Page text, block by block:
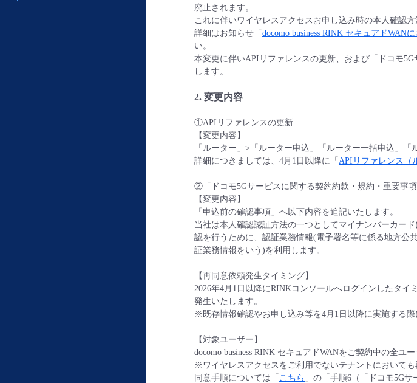
廃止されます。
これに伴いワイヤレスアクセスお申し込み時の本人確認方
詳細はお知らせ「 docomo business RINK セキュアド
い。
本変更に伴いAPIリファレンスの更新、および「ドコモ
します。
2. 変更内容
①APIリファレンスの更新
【変更内容】
「ルーター」>「ルーター申込」「ルーター一括申込」「
詳細につきましては、4月1日以降に「 APIリファレンス（
②「ドコモ5Gサービスに関する契約約款・規約・重要事
【変更内容】
「申込前の確認事項」へ以下内容を追記いたします。
当社は本人確認認証方法の一つとしてマイナンバーカー
認を行うために、認証業務情報(電子署名等に係る地方公
証業務情報をいう)を利用します。
【再同意依頼発生タイミング】
2026年4月1日以降にRINKコンソールへログインしたタ
発生いたします。
※既存情報確認やお申し込み等を4月1日以降に実施する際
【対象ユーザー】
docomo business RINK セキュアドWANをご契約中の全ユー
※ワイヤレスアクセスをご利用でないテナントにおいても
同意手順については「 こちら 」の「手順6（「ドコモ5G